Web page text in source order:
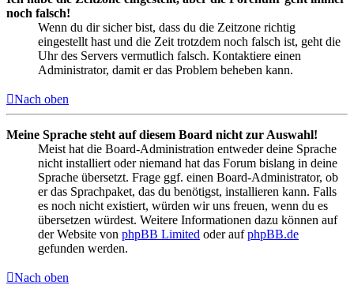
noch falsch!
Wenn du dir sicher bist, dass du die Zeitzone richtig
eingestellt hast und die Zeit trotzdem noch falsch ist, geht die
Uhr des Servers vermutlich falsch. Kontaktiere einen
Administrator, damit er das Problem beheben kann.
Nach oben
Meine Sprache steht auf diesem Board nicht zur Auswahl!
Meist hat die Board-Administration entweder deine Sprache
nicht installiert oder niemand hat das Forum bislang in deine
Sprache übersetzt. Frage ggf. einen Board-Administrator, ob
er das Sprachpaket, das du benötigst, installieren kann. Falls
es noch nicht existiert, würden wir uns freuen, wenn du es
übersetzen würdest. Weitere Informationen dazu können auf
der Website von phpBB Limited oder aufphpBB.de
gefunden werden.
Nach oben